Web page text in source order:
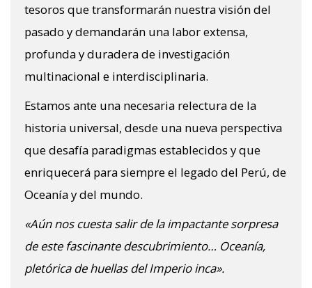
tesoros que transformarán nuestra visión del
pasado y demandarán una labor extensa,
profunda y duradera de investigación
multinacional e interdisciplinaria.
Estamos ante una necesaria relectura de la
historia universal, desde una nueva perspectiva
que desafía paradigmas establecidos y que
enriquecerá para siempre el legado del Perú, de
Oceanía y del mundo.
«Aún nos cuesta salir de la impactante sorpresa
de este fascinante descubrimiento… Oceanía,
pletórica de huellas del Imperio inca».